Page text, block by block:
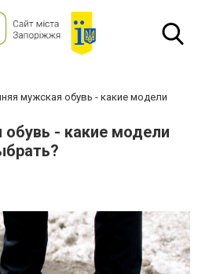
мужская обувь - какие модели
- какие модели